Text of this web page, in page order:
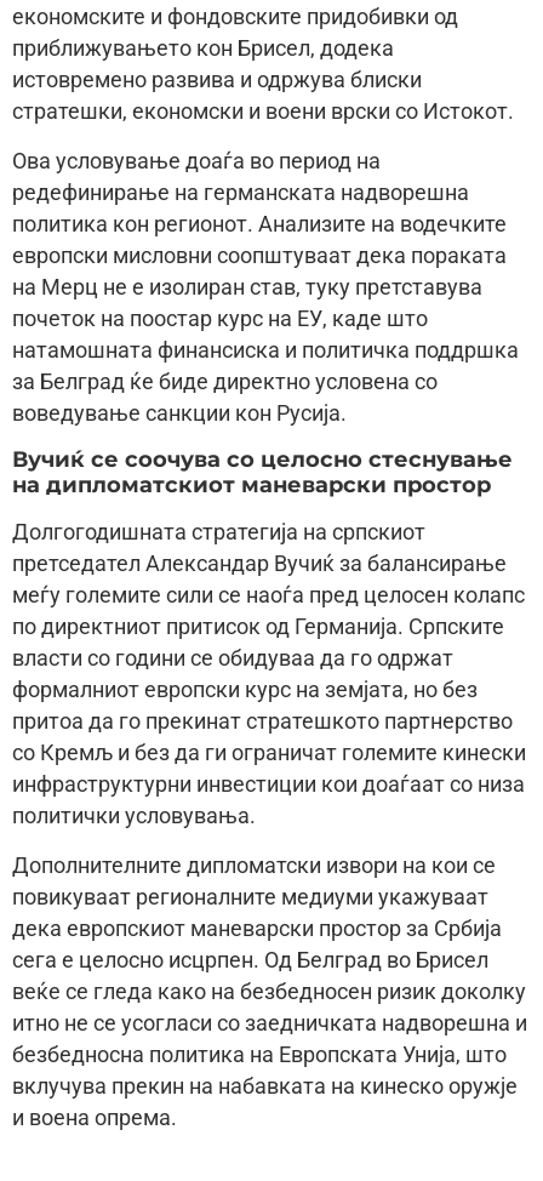
економските и фондовските придобивки од
приближувањето кон Брисел, додека
истовремено развива и одржува блиски
стратешки, економски и воени врски со Истокот.
Ова условување доаѓа во период на
редефинирање на германската надворешна
политика кон регионот. Анализите на водечките
европски мисловни соопштуваат дека пораката
на Мерц не е изолиран став, туку претставува
почеток на поостар курс на ЕУ, каде што
натамошната финансиска и политичка поддршка
за Белград ќе биде директно условена со
воведување санкции кон Русија.
Вучиќ се соочува со целосно стеснување
на дипломатскиот маневарски простор
Долгогодишната стратегија на српскиот
претседател Александар Вучиќ за балансирање
меѓу големите сили се наоѓа пред целосен колапс
по директниот притисок од Германија. Српските
власти со години се обидуваа да го одржат
формалниот европски курс на земјата, но без
притоа да го прекинат стратешкото партнерство
со Кремљ и без да ги ограничат големите кинески
инфраструктурни инвестиции кои доаѓаат со низа
политички условувања.
Дополнителните дипломатски извори на кои се
повикуваат регионалните медиуми укажуваат
дека европскиот маневарски простор за Србија
сега е целосно исцрпен. Од Белград во Брисел
веќе се гледа како на безбедносен ризик доколку
итно не се усогласи со заедничката надворешна и
безбедносна политика на Европската Унија, што
вклучува прекин на набавката на кинеско оружје
и воена опрема.